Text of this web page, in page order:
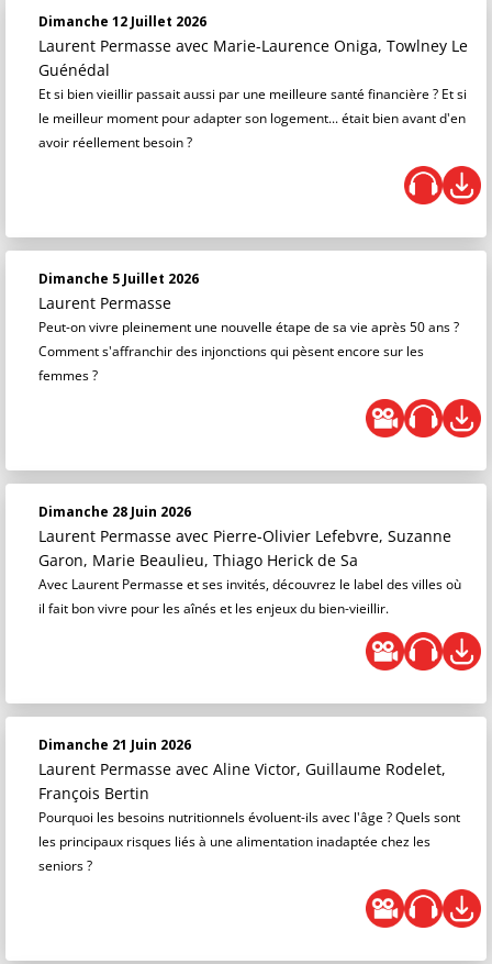
Dimanche 12 Juillet 2026
Laurent Permasse avec Marie-Laurence Oniga, Towlney Le
Guénédal
Et si bien vieillir passait aussi par une meilleure santé financière ? Et si
le meilleur moment pour adapter son logement... était bien avant d'en
avoir réellement besoin ?
Dimanche 5 Juillet 2026
Laurent Permasse
Peut-on vivre pleinement une nouvelle étape de sa vie après 50 ans ?
Comment s'affranchir des injonctions qui pèsent encore sur les
femmes ?
Dimanche 28 Juin 2026
Laurent Permasse avec Pierre-Olivier Lefebvre, Suzanne
Garon, Marie Beaulieu, Thiago Herick de Sa
Avec Laurent Permasse et ses invités, découvrez le label des villes où
il fait bon vivre pour les aînés et les enjeux du bien-vieillir.
Dimanche 21 Juin 2026
Laurent Permasse avec Aline Victor, Guillaume Rodelet,
François Bertin
Pourquoi les besoins nutritionnels évoluent-ils avec l'âge ? Quels sont
les principaux risques liés à une alimentation inadaptée chez les
seniors ?